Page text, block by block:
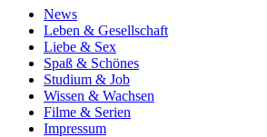
News
Leben & Gesellschaft
Liebe & Sex
Spaß & Schönes
Studium & Job
Wissen & Wachsen
Filme & Serien
Impressum